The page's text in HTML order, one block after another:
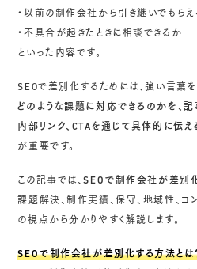
・以前の制作会社から引き継いでもらえ
・不具合が起きたときに相談できるか
といった内容です。
SEOで差別化するためには、強い言葉を
どのような課題に対応できるのかを、記
内部リンク、CTAを通じて具体的に伝え
が重要です。
この記事では、SEOで制作会社が差別
課題解決、制作実績、保守、地域性、コ
の視点から分かりやすく解説します。
SEOで制作会社が差別化する方法とは